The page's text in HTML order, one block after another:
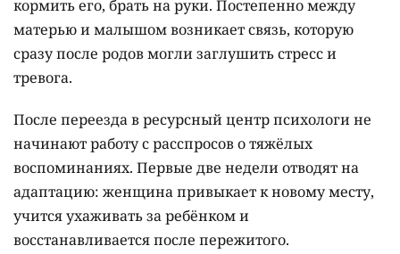
кормить его, брать на руки. Постепенно между
матерью и малышом возникает связь, которую
сразу после родов могли заглушить стресс и
тревога.
После переезда в ресурсный центр психологи не
начинают работу с расспросов о тяжёлых
воспоминаниях. Первые две недели отводят на
адаптацию: женщина привыкает к новому месту,
учится ухаживать за ребёнком и
восстанавливается после пережитого.